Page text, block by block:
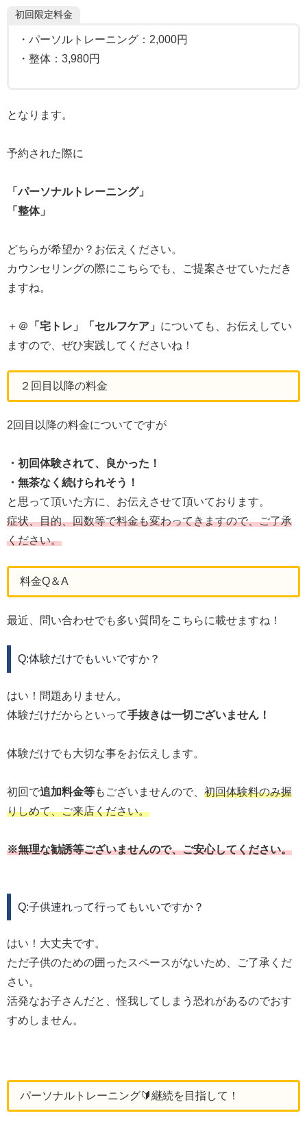
初回限定料金
・パーソルトレーニング：2,000円
・整体：3,980円
となります。
予約された際に
「パーソナルトレーニング」
「整体」
どちらが希望か？お伝えください。
カウンセリングの際にこちらでも、ご提案させていただき
ますね。
＋＠ 「宅トレ」「セルフケア」 についても、お伝えしてい
ますので、ぜひ実践してくださいね！
２回目以降の料金
2回目以降の料金についてですが
・初回体験されて、良かった！
・無茶なく続けられそう！
と思って頂いた方に、お伝えさせて頂いております。
症状、目的、回数等で料金も変わってきますので、ご了承
ください。
料金Q＆A
最近、問い合わせでも多い質問をこちらに載せますね！
Q:体験だけでもいいですか？
はい！問題ありません。
体験だけだからといって手抜きは一切ございません！
体験だけでも大切な事をお伝えします。
初回で追加料金等もございませんので、 初回体験料のみ握
りしめて、ご来店ください。
※無理な勧誘等ございませんので、ご安心してください。
Q:子供連れって行ってもいいですか？
はい！大丈夫です。
ただ子供のための囲ったスペースがないため、ご了承くだ
さい。
活発なお子さんだと、怪我してしまう恐れがあるのでおす
すめしません。
パーソナルトレーニング🔰継続を目指して！